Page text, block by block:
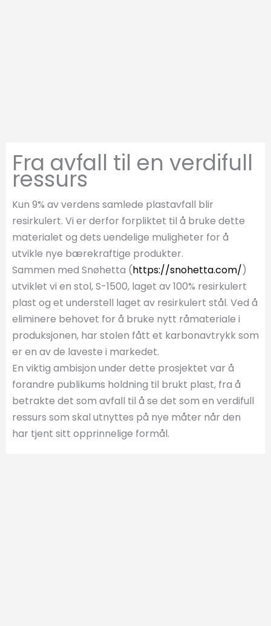
Fra avfall til en verdifull
ressurs
Kun 9% av verdens samlede plastavfall blir
resirkulert. Vi er derfor forpliktet til å bruke dette
materialet og dets uendelige muligheter for å
utvikle nye bærekraftige produkter.
Sammen med Snøhetta (https://snohetta.com/)
utviklet vi en stol, S-1500, laget av 100% resirkulert
plast og et understell laget av resirkulert stål. Ved å
eliminere behovet for å bruke nytt råmateriale i
produksjonen, har stolen fått et karbonavtrykk som
er en av de laveste i markedet.
En viktig ambisjon under dette prosjektet var å
forandre publikums holdning til brukt plast, fra å
betrakte det som avfall til å se det som en verdifull
ressurs som skal utnyttes på nye måter når den
har tjent sitt opprinnelige formål.